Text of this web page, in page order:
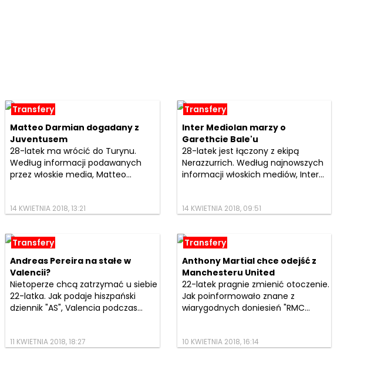
Transfery
Matteo Darmian dogadany z
Juventusem
28-latek ma wrócić do Turynu.
Według informacji podawanych
przez włoskie media, Matteo...
14 KWIETNIA 2018, 13:21
Transfery
Inter Mediolan marzy o
Garethcie Bale'u
28-latek jest łączony z ekipą
Nerazzurrich. Według najnowszych
informacji włoskich mediów, Inter...
14 KWIETNIA 2018, 09:51
Transfery
Andreas Pereira na stałe w
Valencii?
Nietoperze chcą zatrzymać u siebie
22-latka. Jak podaje hiszpański
dziennik "AS", Valencia podczas...
11 KWIETNIA 2018, 18:27
Transfery
Anthony Martial chce odejść z
Manchesteru United
22-latek pragnie zmienić otoczenie.
Jak poinformowało znane z
wiarygodnych doniesień "RMC...
10 KWIETNIA 2018, 16:14